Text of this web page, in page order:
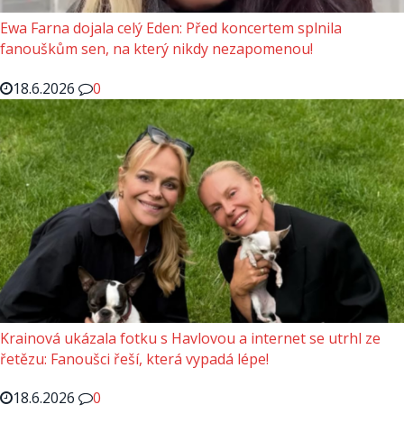
Ewa Farna dojala celý Eden: Před koncertem splnila
fanouškům sen, na který nikdy nezapomenou!
18.6.2026
0
Krainová ukázala fotku s Havlovou a internet se utrhl ze
řetězu: Fanoušci řeší, která vypadá lépe!
18.6.2026
0